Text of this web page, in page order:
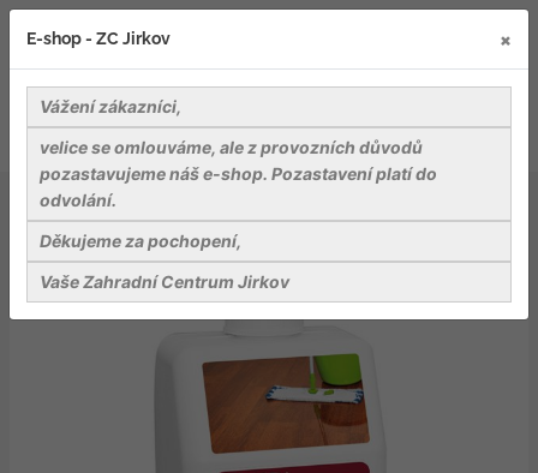
Nářadí a pomůcky
HG čistič s leskem pro parketové podlahy
E-shop - ZC Jirkov ×
Vážení zákazníci,
velice se omlouváme, ale z provozních důvodů
pozastavujeme náš e-shop. Pozastavení platí do
odvolání.
Děkujeme za pochopení,
Vaše Zahradní Centrum Jirkov